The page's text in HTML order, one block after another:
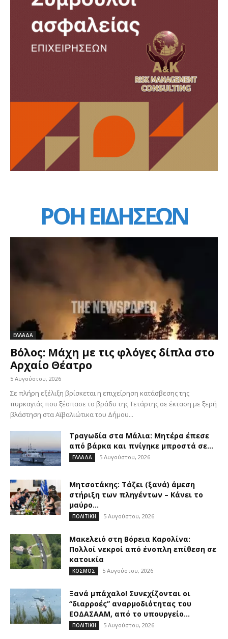
ΡΟΗ ΕΙΔΗΣΕΩΝ
ΕΛΛΑΔΑ
Βόλος: Μάχη με τις φλόγες δίπλα στο
Αρχαίο Θέατρο
5 Αυγούστου, 2026
Σε πλήρη εξέλιξη βρίσκεται η επιχείρηση κατάσβεσης της
πυρκαγιάς που ξέσπασε το βράδυ της Τετάρτης σε έκταση με ξερή
βλάστηση στα Αϊβαλιώτικα του Δήμου...
Τραγωδία στα Μάλια: Μητέρα έπεσε
από βάρκα και πνίγηκε μπροστά σε...
ΕΛΛΑΔΑ 5 Αυγούστου, 2026
Μητσοτάκης: Τάζει (ξανά) άμεση
στήριξη των πληγέντων – Κάνει το
μαύρο...
ΠΟΛΙΤΙΚΗ 5 Αυγούστου, 2026
Μακελειό στη Βόρεια Καρολίνα:
Πολλοί νεκροί από ένοπλη επίθεση σε
κατοικία
ΚΟΣΜΟΣ 5 Αυγούστου, 2026
Ξανά μπάχαλο! Συνεχίζονται οι
“διαρροές” αναρμοδιότητας του
ΕΟΔΑΣΑΑΜ, από το υπουργείο...
ΠΟΛΙΤΙΚΗ 5 Αυγούστου, 2026